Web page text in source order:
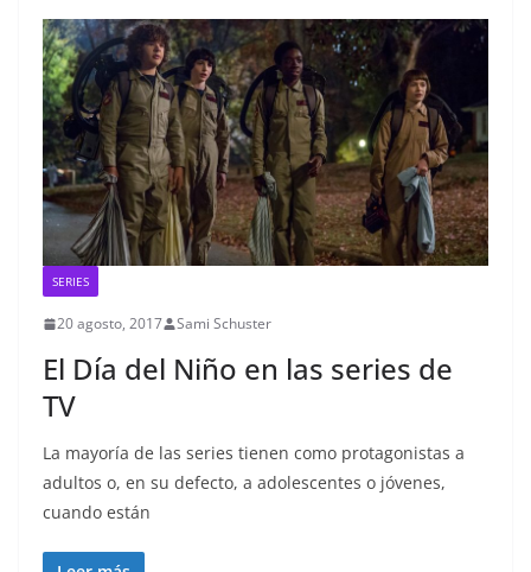
SERIES
20 agosto, 2017 Sami Schuster
El Día del Niño en las series de
TV
La mayoría de las series tienen como protagonistas a
adultos o, en su defecto, a adolescentes o jóvenes,
cuando están